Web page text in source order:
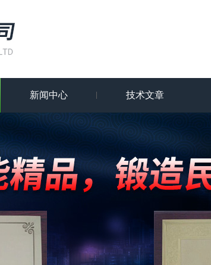
新闻中心 技术文章